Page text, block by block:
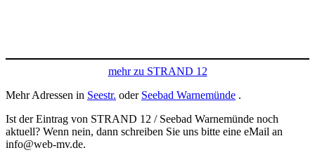
mehr zu STRAND 12
Mehr Adressen in Seestr. oder Seebad Warnemünde .
Ist der Eintrag von STRAND 12 / Seebad Warnemünde noch
aktuell? Wenn nein, dann schreiben Sie uns bitte eine eMail an
info@web-mv.de.